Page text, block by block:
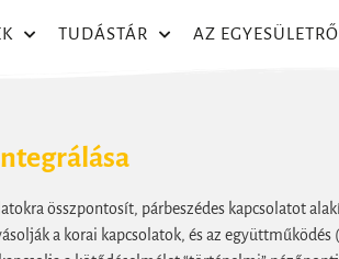
TUDÁSTÁR AZ
összpontosít, párbeszédes kapcsolatot
a korai kapcsolatok, és az együttműködés